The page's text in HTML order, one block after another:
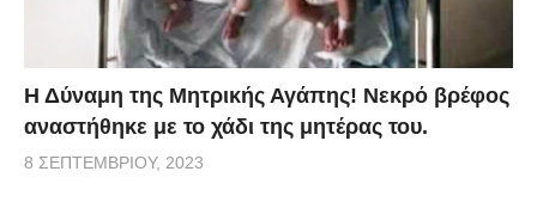
Η Δύναμη της Μητρικής Αγάπης! Νεκρό βρέφος
αναστήθηκε με το χάδι της μητέρας του.
8 ΣΕΠΤΕΜΒΡΊΟΥ, 2023